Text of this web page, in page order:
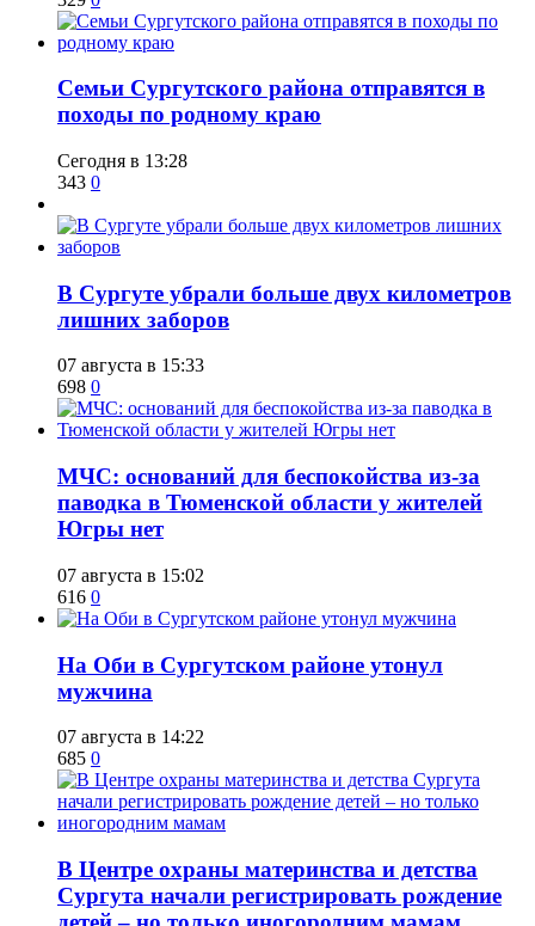
​Семьи Сургутского района отправятся в
походы по родному краю
Сегодня в 13:28
343 0
​В Сургуте убрали больше двух километров
лишних заборов
07 августа в 15:33
698 0
​МЧС: оснований для беспокойства из-за
паводка в Тюменской области у жителей
Югры нет
07 августа в 15:02
616 0
​На Оби в Сургутском районе утонул
мужчина
07 августа в 14:22
685 0
​В Центре охраны материнства и детства
Сургута начали регистрировать рождение